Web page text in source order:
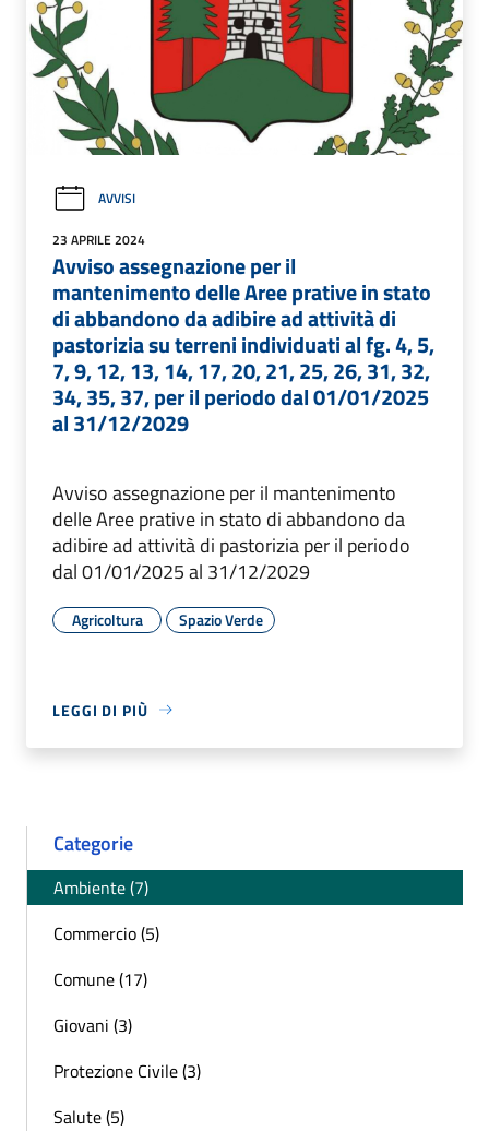
AVVISI
23 APRILE 2024
Avviso assegnazione per il
mantenimento delle Aree prative in stato
di abbandono da adibire ad attività di
pastorizia su terreni individuati al fg. 4, 5,
7, 9, 12, 13, 14, 17, 20, 21, 25, 26, 31, 32,
34, 35, 37, per il periodo dal 01/01/2025
al 31/12/2029
Avviso assegnazione per il mantenimento
delle Aree prative in stato di abbandono da
adibire ad attività di pastorizia per il periodo
dal 01/01/2025 al 31/12/2029
Agricoltura Spazio Verde
LEGGI DI PIÙ
Categorie
Ambiente (7)
Commercio (5)
Comune (17)
Giovani (3)
Protezione Civile (3)
Salute (5)